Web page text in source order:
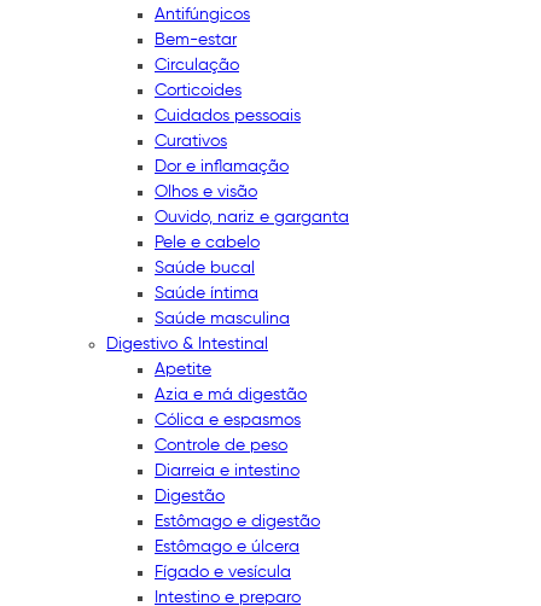
Antifúngicos
Bem-estar
Circulação
Corticoides
Cuidados pessoais
Curativos
Dor e inflamação
Olhos e visão
Ouvido, nariz e garganta
Pele e cabelo
Saúde bucal
Saúde íntima
Saúde masculina
Digestivo & Intestinal
Apetite
Azia e má digestão
Cólica e espasmos
Controle de peso
Diarreia e intestino
Digestão
Estômago e digestão
Estômago e úlcera
Fígado e vesícula
Intestino e preparo